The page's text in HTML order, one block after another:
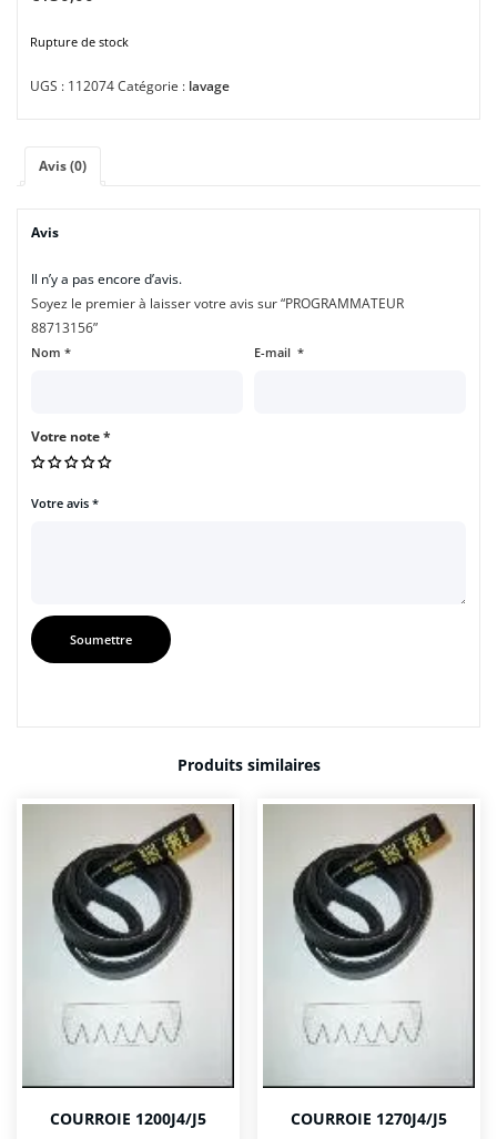
Rupture de stock
UGS : 112074Catégorie : lavage
Avis (0)
Avis
Il n’y a pas encore d’avis.
Soyez le premier à laisser votre avis sur “PROGRAMMATEUR
88713156”
Nom * E-mail *
Votre note*
Votre avis *
Produits similaires
COURROIE 1200J4/J5 COURROIE 1270J4/J5